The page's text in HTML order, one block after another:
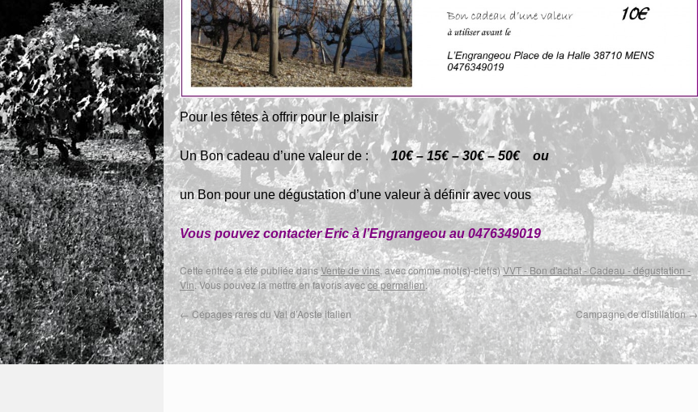
Pour les fêtes à offrir pour le plaisir
Un Bon cadeau d’une valeur de : 10€ – 15€ – 30€ – 50€ ou
un Bon pour une dégustation d’une valeur à définir avec vous
Vous pouvez contacter Eric à l’Engrangeou au 0476349019
Cette entrée a été publiée dansVente de vins, avec comme mot(s)-clef(s)VVT - Bon d'achat - Cadeau - dégustation -
Vin. Vous pouvez la mettre en favoris avecce permalien.
← Cépages rares du Val d’Aoste italien Campagne de distillation→